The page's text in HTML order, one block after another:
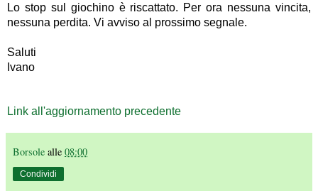
Lo stop sul giochino è riscattato. Per ora nessuna vincita,
nessuna perdita. Vi avviso al prossimo segnale.
Saluti
Ivano
Link all'aggiornamento precedente
Borsole alle 08:00
Condividi